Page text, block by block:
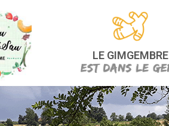
LE GIMGEMBRE